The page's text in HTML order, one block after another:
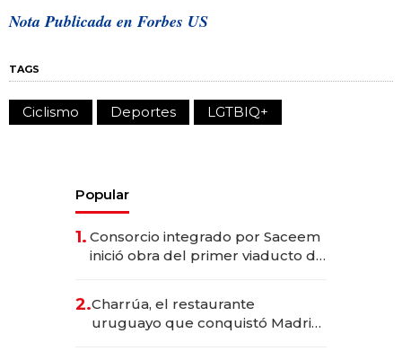
Nota Publicada en Forbes US
TAGS
Ciclismo Deportes LGTBIQ+
Popular
1. Consorcio integrado por Saceem
inició obra del primer viaducto de
millones
2.Charrúa, el restaurante
uruguayo que conquistó Madrid: